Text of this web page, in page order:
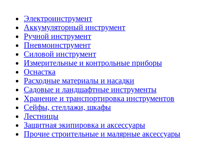
Электроинструмент
Аккумуляторный инструмент
Ручной инструмент
Пневмоинструмент
Силовой инструмент
Измерительные и контрольные приборы
Оснастка
Расходные материалы и насадки
Садовые и ландшафтные инструменты
Хранение и транспортировка инструментов
Сейфы, стеллажи, шкафы
Лестницы
Защитная экипировка и аксессуары
Прочие строительные и малярные аксессуары